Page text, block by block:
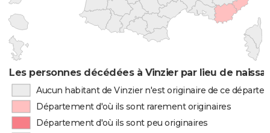
Les personnes décédées à Vinzier par lieu de
Aucun habitant de Vinzier n'est originaire de ce
Département d'où ils sont rarement originaires
Département d'où ils sont peu originaires